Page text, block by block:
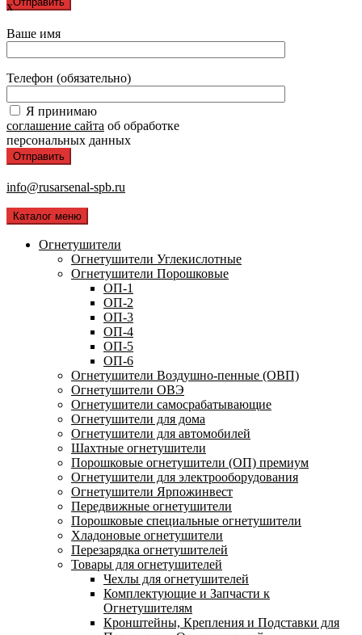
x
Ваше имя
Телефон (обязательно)
Я принимаю
соглашение сайта об обработке
персональных данных
info@rusarsenal-spb.ru
Каталог меню
Огнетушители
Огнетушители Углекислотные
Огнетушители Порошковые
ОП-1
ОП-2
ОП-3
ОП-4
ОП-5
ОП-6
Огнетушители Воздушно-пенные (ОВП)
Огнетушители ОВЭ
Огнетушители самосрабатывающие
Огнетушители для дома
Огнетушители для автомобилей
Шахтные огнетушители
Порошковые огнетушители (ОП) премиум
Огнетушители для электрооборудования
Огнетушители Ярпожинвест
Передвижные огнетушители
Порошковые специальные огнетушители
Хладоновые огнетушители
Перезарядка огнетушителей
Товары для огнетушителей
Чехлы для огнетушителей
Комплектующие и Запчасти к
Огнетушителям
Кронштейны, Крепления и Подставки для